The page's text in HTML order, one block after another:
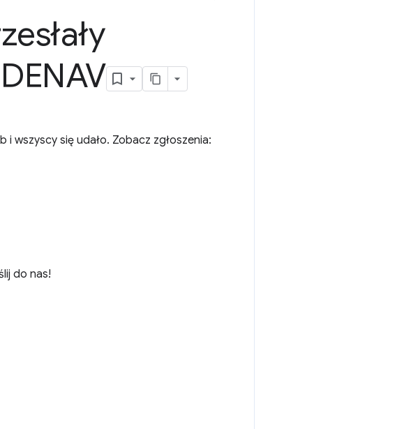
wszyscy się udało. Zobacz zgłoszenia:
do nas!